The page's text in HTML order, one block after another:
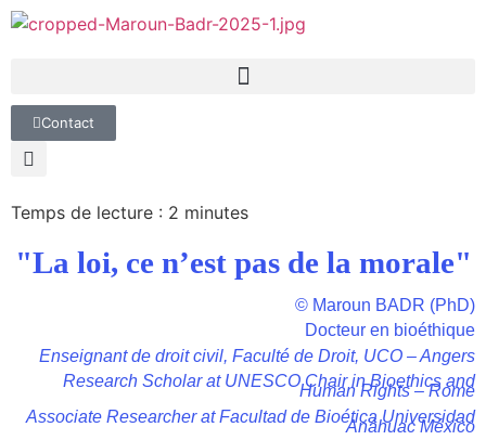
Contact
Temps de lecture : 2 minutes
"La loi, ce n’est pas de la morale"
© Maroun BADR (PhD)
Docteur en bioéthique
Enseignant de droit civil, Faculté de Droit, UCO – Angers
Research Scholar at UNESCO Chair in Bioethics and
Human Rights – Rome
Associate Researcher at Facultad de Bioética Universidad
Anáhuac México